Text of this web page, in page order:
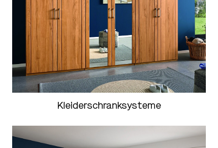
Kleiderschranksysteme